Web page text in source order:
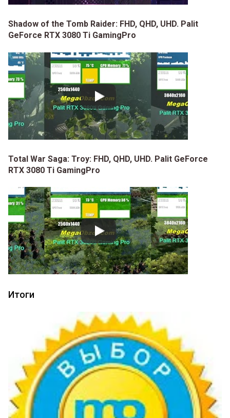
Shadow of the Tomb Raider: FHD, QHD, UHD. Palit
GeForce RTX 3080 Ti GamingPro
Total War Saga: Troy: FHD, QHD, UHD. Palit GeForce
RTX 3080 Ti GamingPro
Итоги